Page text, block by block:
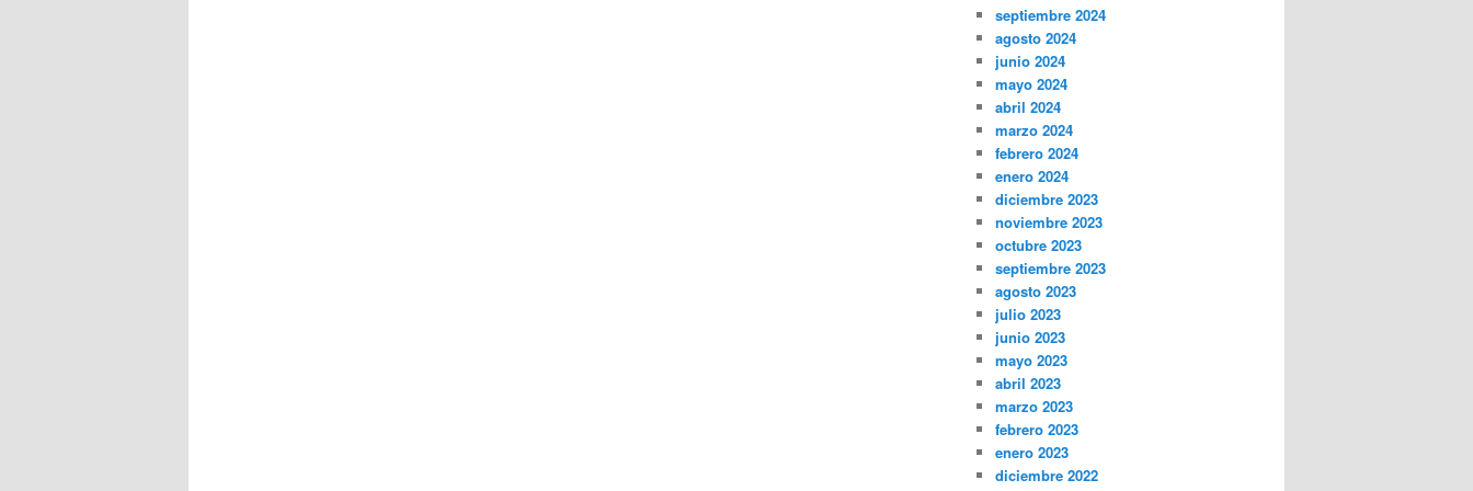
septiembre 2024
agosto 2024
junio 2024
mayo 2024
abril 2024
marzo 2024
febrero 2024
enero 2024
diciembre 2023
noviembre 2023
octubre 2023
septiembre 2023
agosto 2023
julio 2023
junio 2023
mayo 2023
abril 2023
marzo 2023
febrero 2023
enero 2023
diciembre 2022